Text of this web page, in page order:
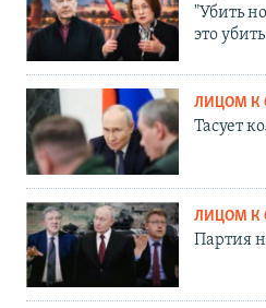
"Убить
это
ЛИЦОМ К
Тасует
ЛИЦОМ К
Партия